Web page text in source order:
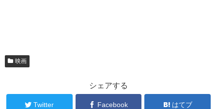
映画
シェアする
Twitter Facebook はてブ